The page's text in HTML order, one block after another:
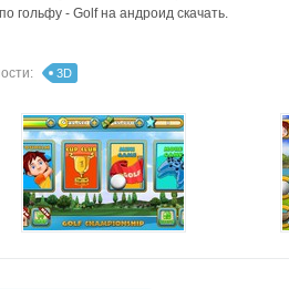
гольфу - Golf на андроид скачать.
3D